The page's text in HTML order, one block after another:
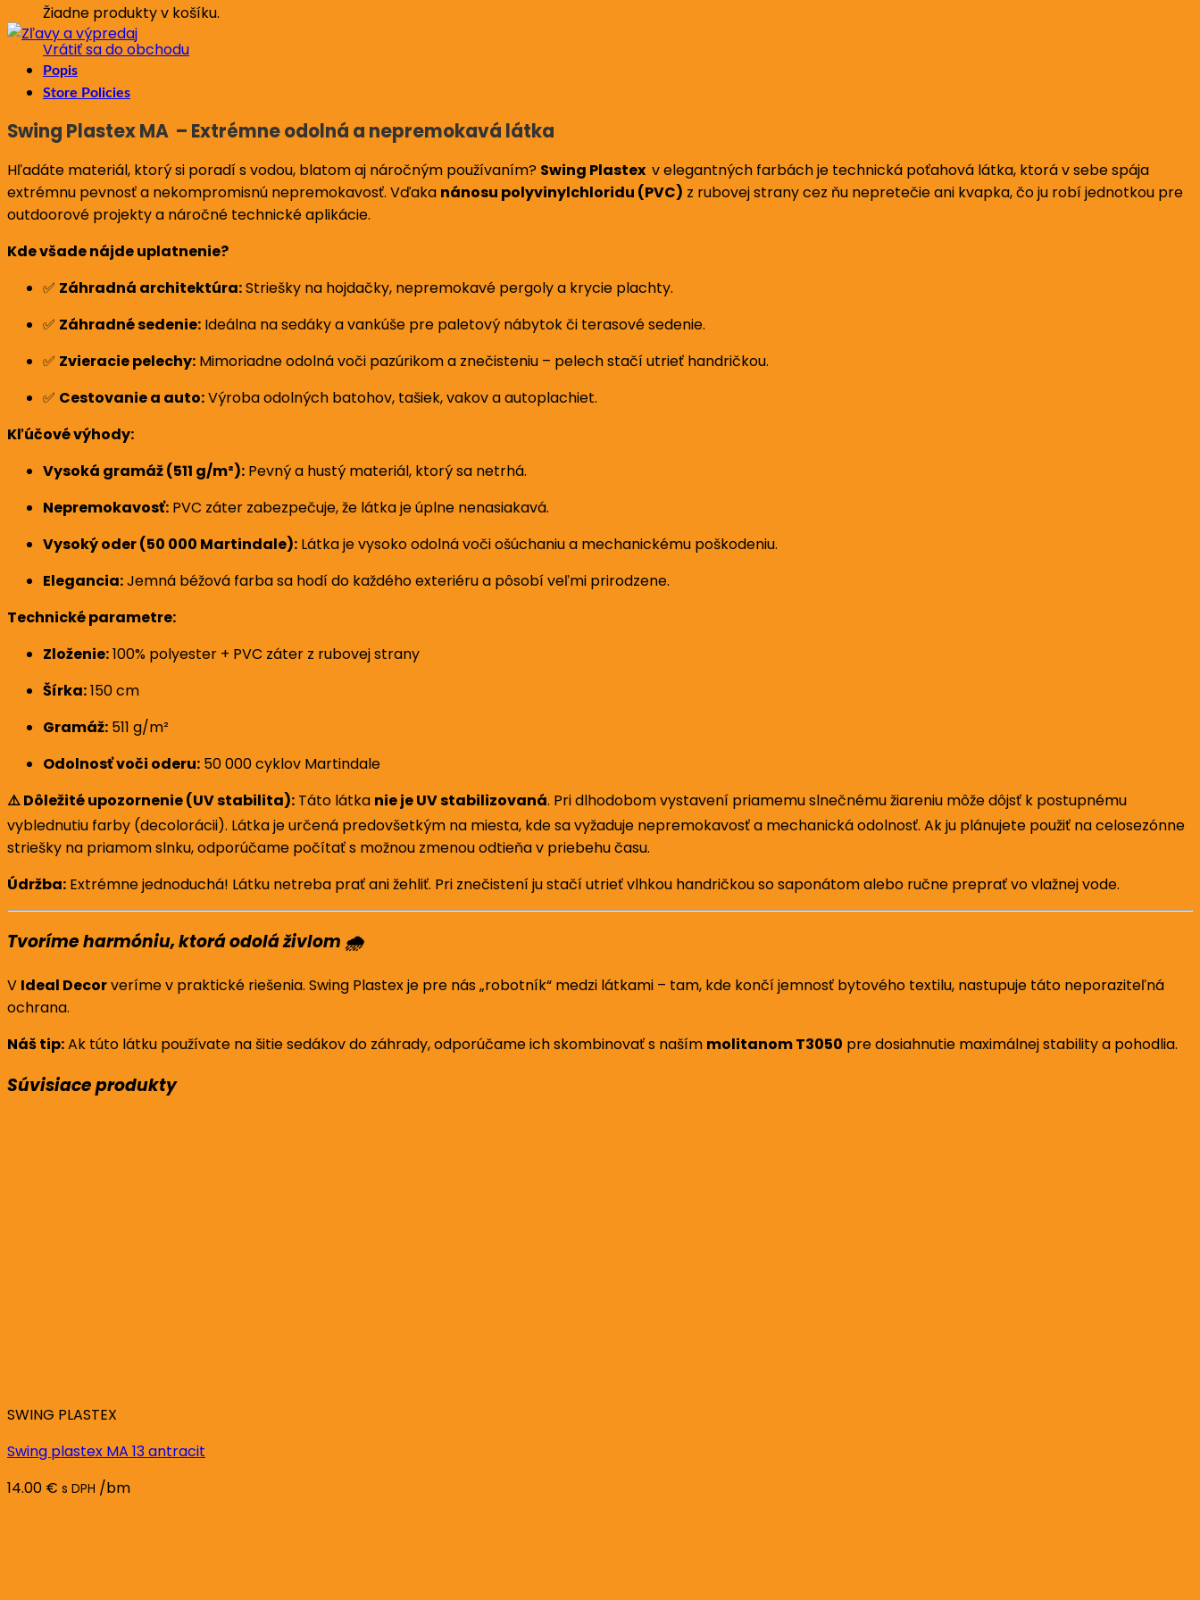
Žiadne produkty v košíku.
Vrátiť sa do obchodu
Popis
Store Policies
Swing Plastex MA – Extrémne odolná a nepremokavá látka
Hľadáte materiál, ktorý si poradí s vodou, blatom aj náročným používaním? Swing Plastex v elegantných farbách je technická poťahová látka, ktorá v sebe spája
extrémnu pevnosť a nekompromisnú nepremokavosť. Vďaka nánosu polyvinylchloridu (PVC) z rubovej strany cez ňu nepretečie ani kvapka, čo ju robí jednotkou pre
outdoorové projekty a náročné technické aplikácie.
Kde všade nájde uplatnenie?
✅ Záhradná architektúra:Striešky na hojdačky, nepremokavé pergoly a krycie plachty.
✅ Záhradné sedenie: Ideálna na sedáky a vankúše pre paletový nábytok či terasové sedenie.
✅ Zvieracie pelechy: Mimoriadne odolná voči pazúrikom a znečisteniu – pelech stačí utrieť handričkou.
✅ Cestovanie a auto:Výroba odolných batohov, tašiek, vakov a autoplachiet.
Kľúčové výhody:
Vysoká gramáž (511 g/m²): Pevný a hustý materiál, ktorý sa netrhá.
Nepremokavosť: PVC záter zabezpečuje, že látka je úplne nenasiakavá.
Vysoký oder (50 000 Martindale): Látka je vysoko odolná voči ošúchaniu a mechanickému poškodeniu.
Elegancia:Jemná béžová farba sa hodí do každého exteriéru a pôsobí veľmi prirodzene.
Technické parametre:
Zloženie:100% polyester + PVC záter z rubovej strany
Šírka:150 cm
Gramáž: 511 g/m²
Odolnosť voči oderu: 50 000 cyklov Martindale
⚠️ Dôležité upozornenie (UV stabilita): Táto látka nie je UV stabilizovaná. Pri dlhodobom vystavení priamemu slnečnému žiareniu môže dôjsť k postupnému
vyblednutiu farby (decolorácii). Látka je určená predovšetkým na miesta, kde sa vyžaduje nepremokavosť a mechanická odolnosť. Ak ju plánujete použiť na celosezónne
striešky na priamom slnku, odporúčame počítať s možnou zmenou odtieňa v priebehu času.
Údržba: Extrémne jednoduchá! Látku netreba prať ani žehliť. Pri znečistení ju stačí utrieť vlhkou handričkou so saponátom alebo ručne preprať vo vlažnej vode.
Tvoríme harmóniu, ktorá odolá živlom 🌧️
V Ideal Decorveríme v praktické riešenia. Swing Plastex je pre nás „robotník“ medzi látkami – tam, kde končí jemnosť bytového textilu, nastupuje táto neporaziteľná
ochrana.
Náš tip:Ak túto látku používate na šitie sedákov do záhrady, odporúčame ich skombinovať s naším molitanom T3050 pre dosiahnutie maximálnej stability a pohodlia.
Súvisiace produkty
SWING PLASTEX
Swing plastex MA 13 antracit
14.00 € s DPH /bm